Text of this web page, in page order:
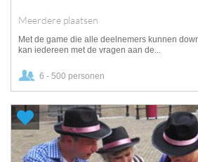
Meerdere plaatsen
Met de game die alle deelnemers kunnen
kan iedereen met de vragen aan de...
6 - 500 personen